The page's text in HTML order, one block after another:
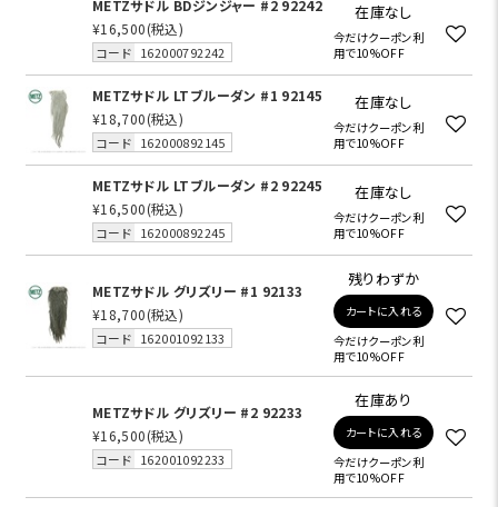
METZサドル BDジンジャー #2 92242
¥16,500(税込)
コード 162000792242
在庫なし
今だけクーポン利
用で10%OFF
METZサドル LTブルーダン #1 92145
¥18,700(税込)
コード 162000892145
在庫なし
今だけクーポン利
用で10%OFF
METZサドル LTブルーダン #2 92245
¥16,500(税込)
コード 162000892245
在庫なし
今だけクーポン利
用で10%OFF
METZサドル グリズリー #1 92133
¥18,700(税込)
コード 162001092133
残りわずか
カートに入れる
今だけクーポン利
用で10%OFF
METZサドル グリズリー #2 92233
¥16,500(税込)
コード 162001092233
在庫あり
カートに入れる
今だけクーポン利
用で10%OFF